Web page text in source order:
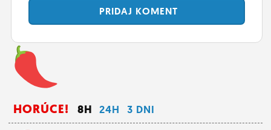
PRIDAJ KOMENT
HORÚCE! 8H 24H 3 DNI